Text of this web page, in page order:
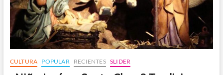
CULTURA POPULAR RECIENTES SLIDER